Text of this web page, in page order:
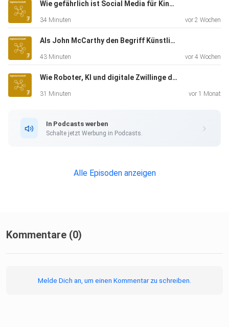
wird
zunehmend ein Technologie-Lieferant. Dieser will mit
sogenannten "Turnkey Solution" eine schlüsselfertige
Komplettlösung
Städte und
Betreiber nutzen sollen. Doch wie weit ist MOIA wirklich?
Wie gefährlich ist Social Media für Kinder, Herr Korte?
34 Minuten vor 2 Wochen
Als John McCarthy den Begriff Künstliche Intelligenz erdachte
43 Minuten vor 4 Wochen
Wie Roboter, KI und digitale Zwillinge den Bau retten sollen
31 Minuten vor 1 Monat
In Podcasts werben
Schalte jetzt Werbung in Podcasts.
Alle Episoden anzeigen
Kommentare (0)
Melde Dich an, um einen Kommentar zu schreiben.